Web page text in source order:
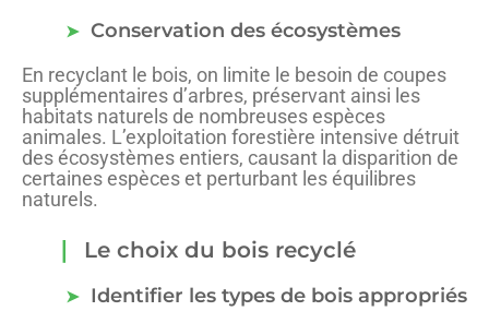
Conservation des écosystèmes
En recyclant le bois, on limite le besoin de coupes
supplémentaires d’arbres, préservant ainsi les
habitats naturels de nombreuses espèces
animales. L’exploitation forestière intensive détruit
des écosystèmes entiers, causant la disparition de
certaines espèces et perturbant les équilibres
naturels.
Le choix du bois recyclé
Identifier les types de bois appropriés